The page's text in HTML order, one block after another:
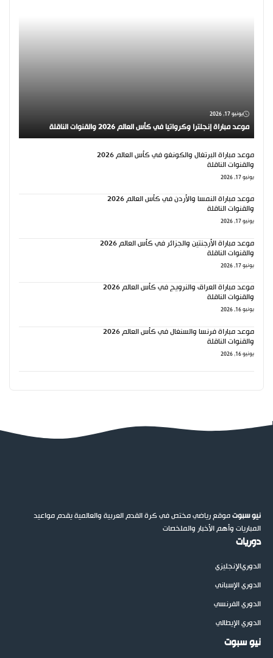
يونيو 17, 2026
موعد مباراة إنجلترا وكرواتيا في كأس العالم 2026 والقنوات الناقلة
موعد مباراة البرتغال والكونغو في كأس العالم 2026
والقنوات الناقلة
يونيو 17, 2026
موعد مباراة النمسا والأردن في كأس العالم 2026
والقنوات الناقلة
يونيو 17, 2026
موعد مباراة الأرجنتين والجزائر في كأس العالم 2026
والقنوات الناقلة
يونيو 17, 2026
موعد مباراة العراق والنرويج في كأس العالم 2026
والقنوات الناقلة
يونيو 16, 2026
موعد مباراة فرنسا والسنغال في كأس العالم 2026
والقنوات الناقلة
يونيو 16, 2026
نيو سبوتموقع رياضي مختص في كرة القدم العربية والعالمية يقدم مواعيد
المباريات وأهم الأخبار والملخصات
دوريات
الدوريالإنجليزي
الدوري الإسباني
الدوري الفرنسي
الدوري الإيطالي
نيو سبوت